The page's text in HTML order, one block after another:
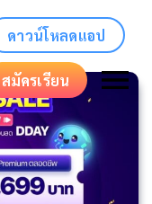
ดาวน์โหลดแอป
สมัครเรียน